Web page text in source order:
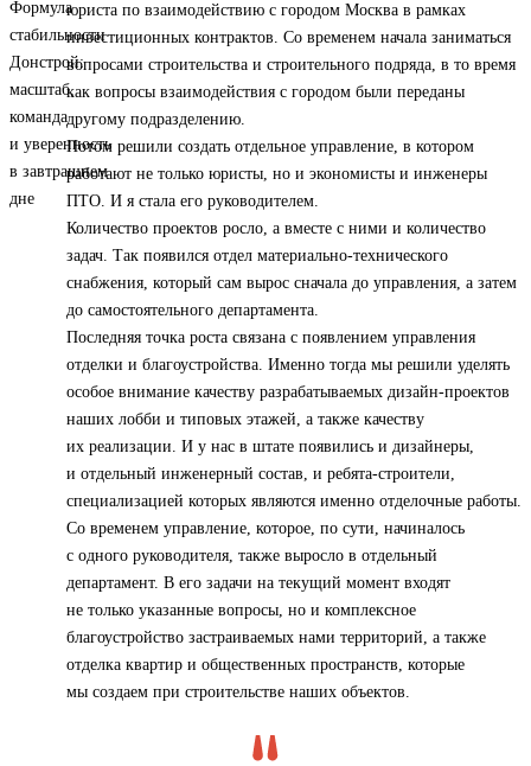
юриста по взаимодействию с городом Москва в рамках
инвестиционных контрактов. Со временем начала заниматься
вопросами строительства и строительного подряда, в то время
как вопросы взаимодействия с городом были переданы
другому подразделению.
Потом решили создать отдельное управление, в котором
работают не только юристы, но и экономисты и инженеры
ПТО. И я стала его руководителем.
Количество проектов росло, а вместе с ними и количество
задач. Так появился отдел материально-технического
снабжения, который сам вырос сначала до управления, а затем
до самостоятельного департамента.
Последняя точка роста связана с появлением управления
отделки и благоустройства. Именно тогда мы решили уделять
особое внимание качеству разрабатываемых дизайн-проектов
наших лобби и типовых этажей, а также качеству
их реализации. И у нас в штате появились и дизайнеры,
и отдельный инженерный состав, и ребята-строители,
специализацией которых являются именно отделочные работы.
Со временем управление, которое, по сути, начиналось
с одного руководителя, также выросло в отдельный
департамент. В его задачи на текущий момент входят
не только указанные вопросы, но и комплексное
благоустройство застраиваемых нами территорий, а также
отделка квартир и общественных пространств, которые
мы создаем при строительстве наших объектов.